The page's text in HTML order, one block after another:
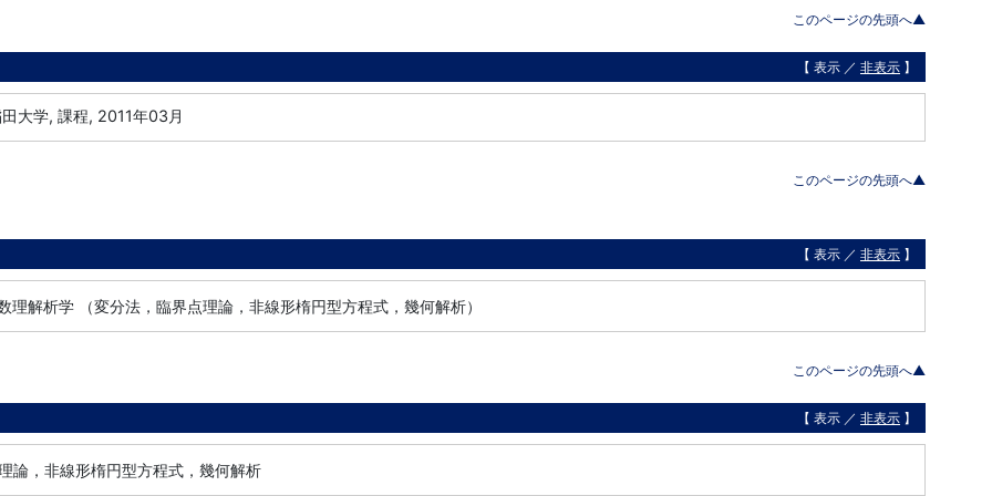
このページの先頭へ▲
【 表示 ／ 非表示 】
大学, 課程, 2011年03月
このページの先頭へ▲
【 表示 ／ 非表示 】
理解析学 （変分法，臨界点理論，非線形楕円型方程式，幾何解析）
このページの先頭へ▲
【 表示 ／ 非表示 】
論，非線形楕円型方程式，幾何解析